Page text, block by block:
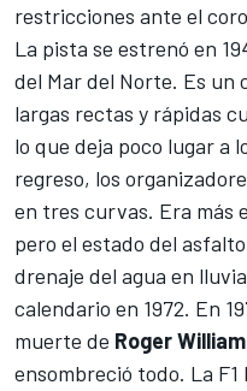
restricciones ante el
La pista se estrenó en
del Mar del Norte. Es
largas rectas y rápidas
lo que deja poco lugar a
regreso, los
en tres curvas. Era más
pero el estado del
drenaje del agua en
calendario en 1972. En
muerte de Roger
ensombreció todo. La F1